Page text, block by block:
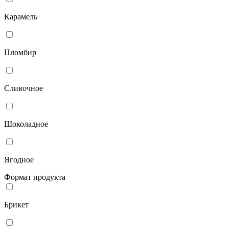
Карамель
Пломбир
Сливочное
Шоколадное
Ягодное
Формат продукта
Брикет